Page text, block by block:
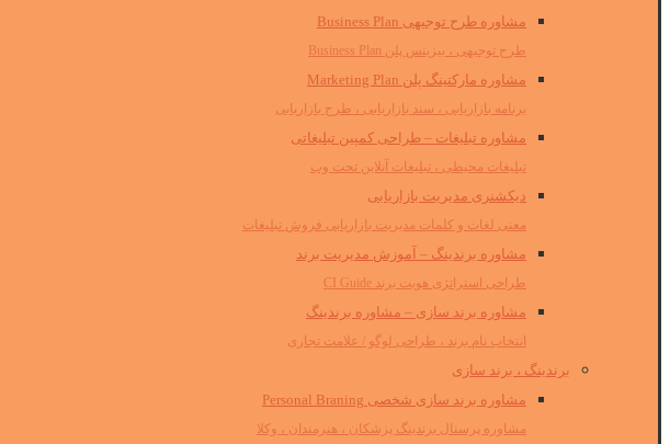
مشاوره طرح توجیهی Business Plan
طرح توجیهی ، بیزینس پلن Business Plan
مشاوره مارکتینگ پلن Marketing Plan
برنامه بازاریابی ، سند بازاریابی ، طرح بازاریابی
مشاوره تبلیغات – طراحی کمپین تبلیغاتی
تبلیغات محیطی ، تبلیغات آنلاین تحت وب
دیکشنری مدیریت بازاریابی
معنی لغات و کلمات مدیریت بازاریابی فروش تبلیغات
مشاوره برندینگ – آموزش مدیریت برند
طراحی استراتژی هویت برند CI Guide
مشاوره برند سازی – مشاوره برندینگ
انتخاب نام برند ، طراحی لوگو / علامت تجاری
برندینگ ، برند سازی
مشاوره برند سازی شخصی Personal Braning
مشاوره پرسنال برندینگ پزشکان ، هنرمندان ، وکلا